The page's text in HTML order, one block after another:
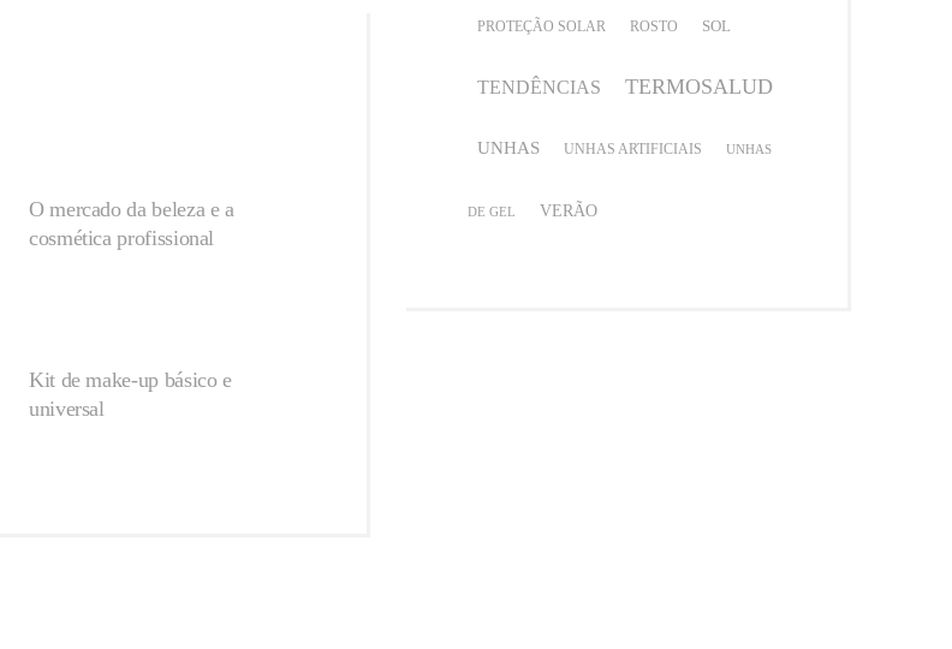
O mercado da beleza e a
cosmética profissional
Kit de make-up básico e
universal
PROTEÇÃO SOLAR ROSTO SOL
TENDÊNCIAS TERMOSALUD
UNHAS UNHAS ARTIFICIAIS UNHAS
DE GEL VERÃO